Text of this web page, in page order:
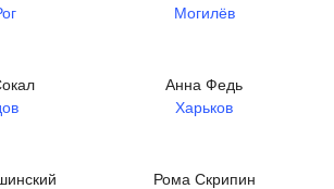
Могилёв
Анна Федь
Харьков
Рома Скрипин